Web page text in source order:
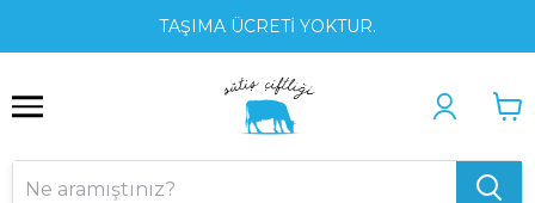
TAŞIMA ÜCRETİ YOKTUR.
1 2 3